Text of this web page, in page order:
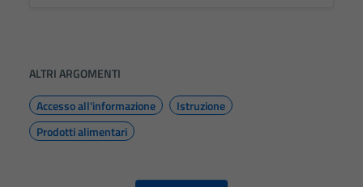
ALTRI ARGOMENTI
Accesso all'informazione
Istruzione
Prodotti alimentari